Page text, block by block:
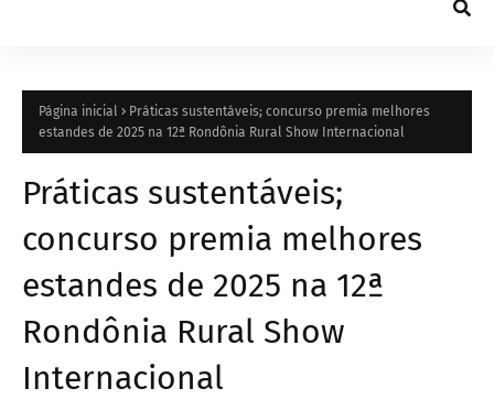
Página inicial
Práticas sustentáveis; concurso premia melhores
estandes de 2025 na 12ª Rondônia Rural Show Internacional
Práticas sustentáveis;
concurso premia melhores
estandes de 2025 na 12ª
Rondônia Rural Show
Internacional